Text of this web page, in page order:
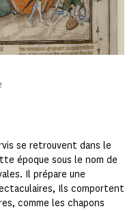
se retrouvent dans le
époque sous le nom de
Il prépare une
Ils comportent
comme les chapons